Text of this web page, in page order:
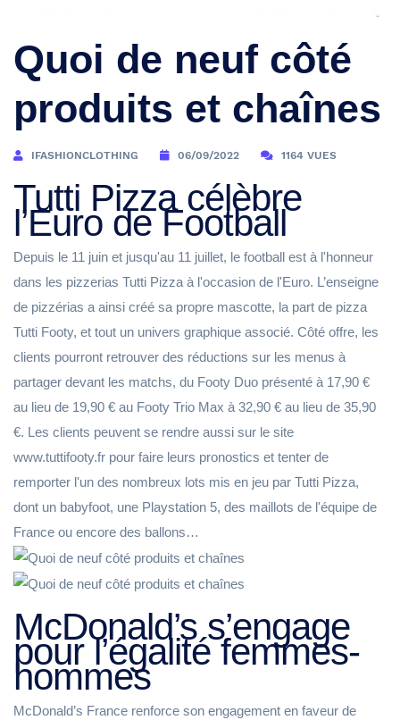
Quoi de neuf côté
produits et chaînes
IFASHIONCLOTHING 06/09/2022 1164 VUES
Tutti Pizza célèbre
l’Euro de Football
Depuis le 11 juin et jusqu'au 11 juillet, le football est à l'honneur
dans les pizzerias Tutti Pizza à l'occasion de l'Euro. L’enseigne
de pizzérias a ainsi créé sa propre mascotte, la part de pizza
Tutti Footy, et tout un univers graphique associé. Côté offre, les
clients pourront retrouver des réductions sur les menus à
partager devant les matchs, du Footy Duo présenté à 17,90 €
au lieu de 19,90 € au Footy Trio Max à 32,90 € au lieu de 35,90
€. Les clients peuvent se rendre aussi sur le site
www.tuttifooty.fr pour faire leurs pronostics et tenter de
remporter l'un des nombreux lots mis en jeu par Tutti Pizza,
dont un babyfoot, une Playstation 5, des maillots de l'équipe de
France ou encore des ballons…
McDonald’s s’engage
pour l’égalité femmes-
hommes
McDonald’s France renforce son engagement en faveur de